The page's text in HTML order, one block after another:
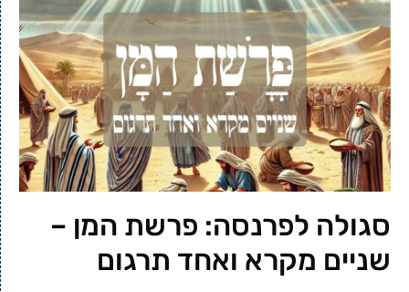
סגולה לפרנסה: פרשת המן –
שניים מקרא ואחד תרגום